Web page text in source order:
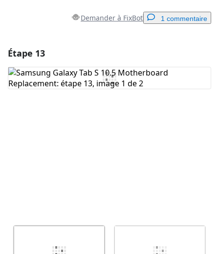
Demander à FixBot 1 commentaire
Ajouter un commentaire
Étape 13